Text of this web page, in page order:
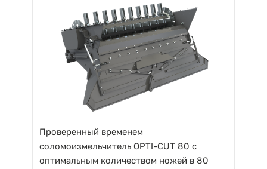
Проверенный временем
соломоизмельчитель OPTI-CUT 80 с
оптимальным количеством ножей в 80